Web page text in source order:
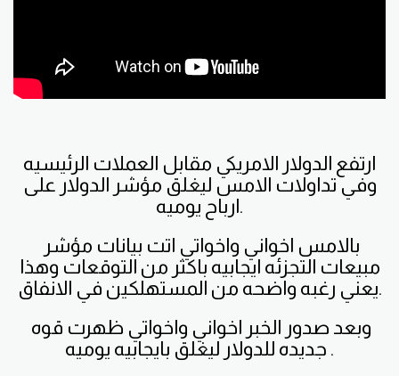
ارتفع الدولار الامريكي مقابل العملات الرئيسيه
وفي تداولات الامس ليغلق مؤشر الدولار على
ارباح يوميه.
مبيعات التجزئه ايجابيه باكثر من التوقعات وهذا
يعني رغبه واضحه من المستهلكين في الانفاق.
جديده للدولار ليغلق بايجابيه يوميه .